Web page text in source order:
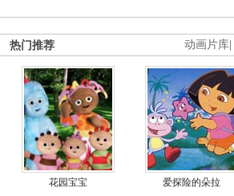
动画片库
热门推荐
花园宝宝 爱探险的朵拉